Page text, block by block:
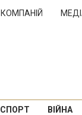
СПОРТ ВІЙНА